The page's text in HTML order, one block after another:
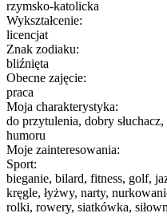
rzymsko-katolicka
Wykształcenie:
licencjat
Znak zodiaku:
bliźnięta
Obecne zajęcie:
praca
Moja charakterystyka:
do przytulenia, dobry
humoru
Moje zainteresowania:
Sport:
bieganie, bilard, fitness, golf,
kręgle, łyżwy, narty,
rolki, rowery, siatkówka,